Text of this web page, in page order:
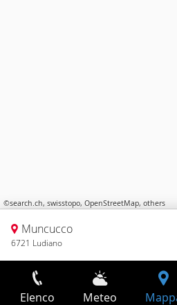
©search.ch, swisstopo, OpenStreetMap, others
Muncucco
6721 Ludiano
Elenco Meteo